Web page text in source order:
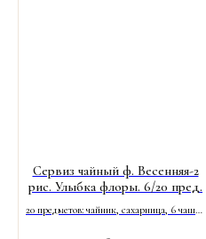
Сервиз чайный ф. Весенняя-2
рис. Улыбка флоры. 6/20 пред.
20 предметов: чайник, сахарница, 6 чашек